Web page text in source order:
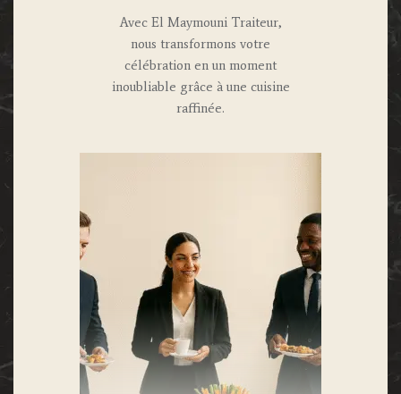
Avec El Maymouni Traiteur,
nous transformons votre
célébration en un moment
inoubliable grâce à une cuisine
raffinée.